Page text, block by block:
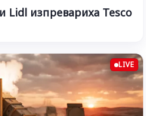
Lidl изпревариха Tesco
LIVE